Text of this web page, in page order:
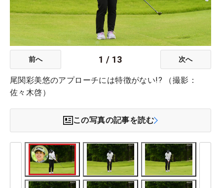
前へ 1 / 13 次へ
尾関彩美悠のアプローチには特徴がない!? （撮影：
佐々木啓）
この写真の記事を読む